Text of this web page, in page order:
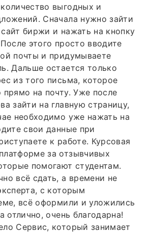
выгодных и
Сначала нужно зайти
биржи и нажать на кнопку
этого просто вводите
почты и придумываете
Дальше остается только
из того письма, которое
прямо на почту. Уже после
зайти на главную страницу,
необходимо уже нажать на
свои данные при
к работе. Курсовая
за отзывчивых
помогают студентам.
всё сдать, а времени не
с которым
всё оформили и уложились
отлично, очень благодарна!
Сервис, который занимает